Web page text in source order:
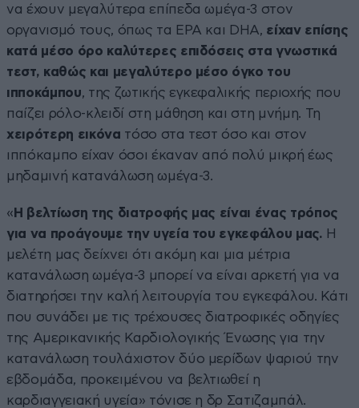
να έχουν μεγαλύτερα επίπεδα ωμέγα-3 στον
οργανισμό τους, όπως τα EPA και DHA, είχαν επίσης
κατά μέσο όρο καλύτερες επιδόσεις στα γνωστικά
τεστ, καθώς και μεγαλύτερο μέσο όγκο του
ιπποκάμπου, της ζωτικής εγκεφαλικής περιοχής που
παίζει ρόλο-κλειδί στη μάθηση και στη μνήμη. Τη
χειρότερη εικόνα τόσο στα τεστ όσο και στον
ιππόκαμπο είχαν όσοι έκαναν από πολύ μικρή έως
μηδαμινή κατανάλωση ωμέγα-3.
« Η βελτίωση της διατροφής μας είναι ένας τρόπος
για να προάγουμε την υγεία του εγκεφάλου μας. Η
μελέτη μας δείχνει ότι ακόμη και μια μέτρια
κατανάλωση ωμέγα-3 μπορεί να είναι αρκετή για να
διατηρήσει την καλή λειτουργία του εγκεφάλου. Κάτι
που συνάδει με τις τρέχουσες διατροφικές οδηγίες
της Αμερικανικής Καρδιολογικής Ένωσης για την
κατανάλωση τουλάχιστον δύο μερίδων ψαριού την
εβδομάδα, προκειμένου να βελτιωθεί η
καρδιαγγειακή υγεία» τόνισε η δρ Σατιζαμπάλ.